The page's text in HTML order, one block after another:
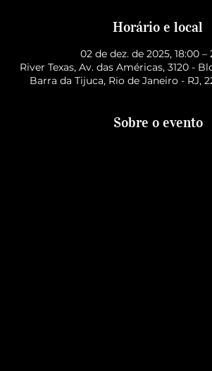
Horário e local
02 de dez. de 2025, 18:00 –
River Texas, Av. das Américas, 3120 -
Barra da Tijuca, Rio de Janeiro - RJ,
Sobre o evento